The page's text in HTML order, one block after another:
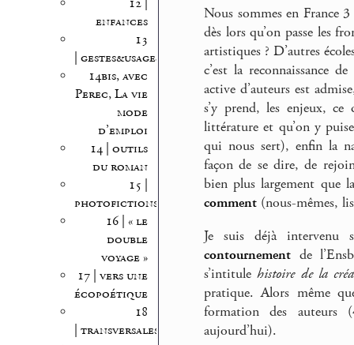
12 |
enfances
13
| gestes&usages
14bis, avec
Perec, La vie
mode
d’emploi
14 | outils
du roman
15 |
photofictions
16 | « le
double
voyage »
17 | vers une
écopoétique
18
| transversales
Nous sommes en France
dès lors qu’on passe les
artistiques ? D’autres
c’est la reconnaissance
active d’auteurs est
s’y prend, les enjeux,
littérature et qu’on y
qui nous sert), enfin la
façon de se dire, de
bien plus largement que
comment (nous-mêmes,
Je suis déjà intervenu
contournement de
s’intitulehistoire de la
pratique. Alors même
formation des auteurs
aujourd’hui).